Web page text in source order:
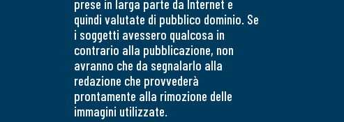
prese in larga parte da Internet e
quindi valutate di pubblico dominio. Se
i soggetti avessero qualcosa in
contrario alla pubblicazione, non
avranno che da segnalarlo alla
redazione che provvederà
prontamente alla rimozione delle
immagini utilizzate.